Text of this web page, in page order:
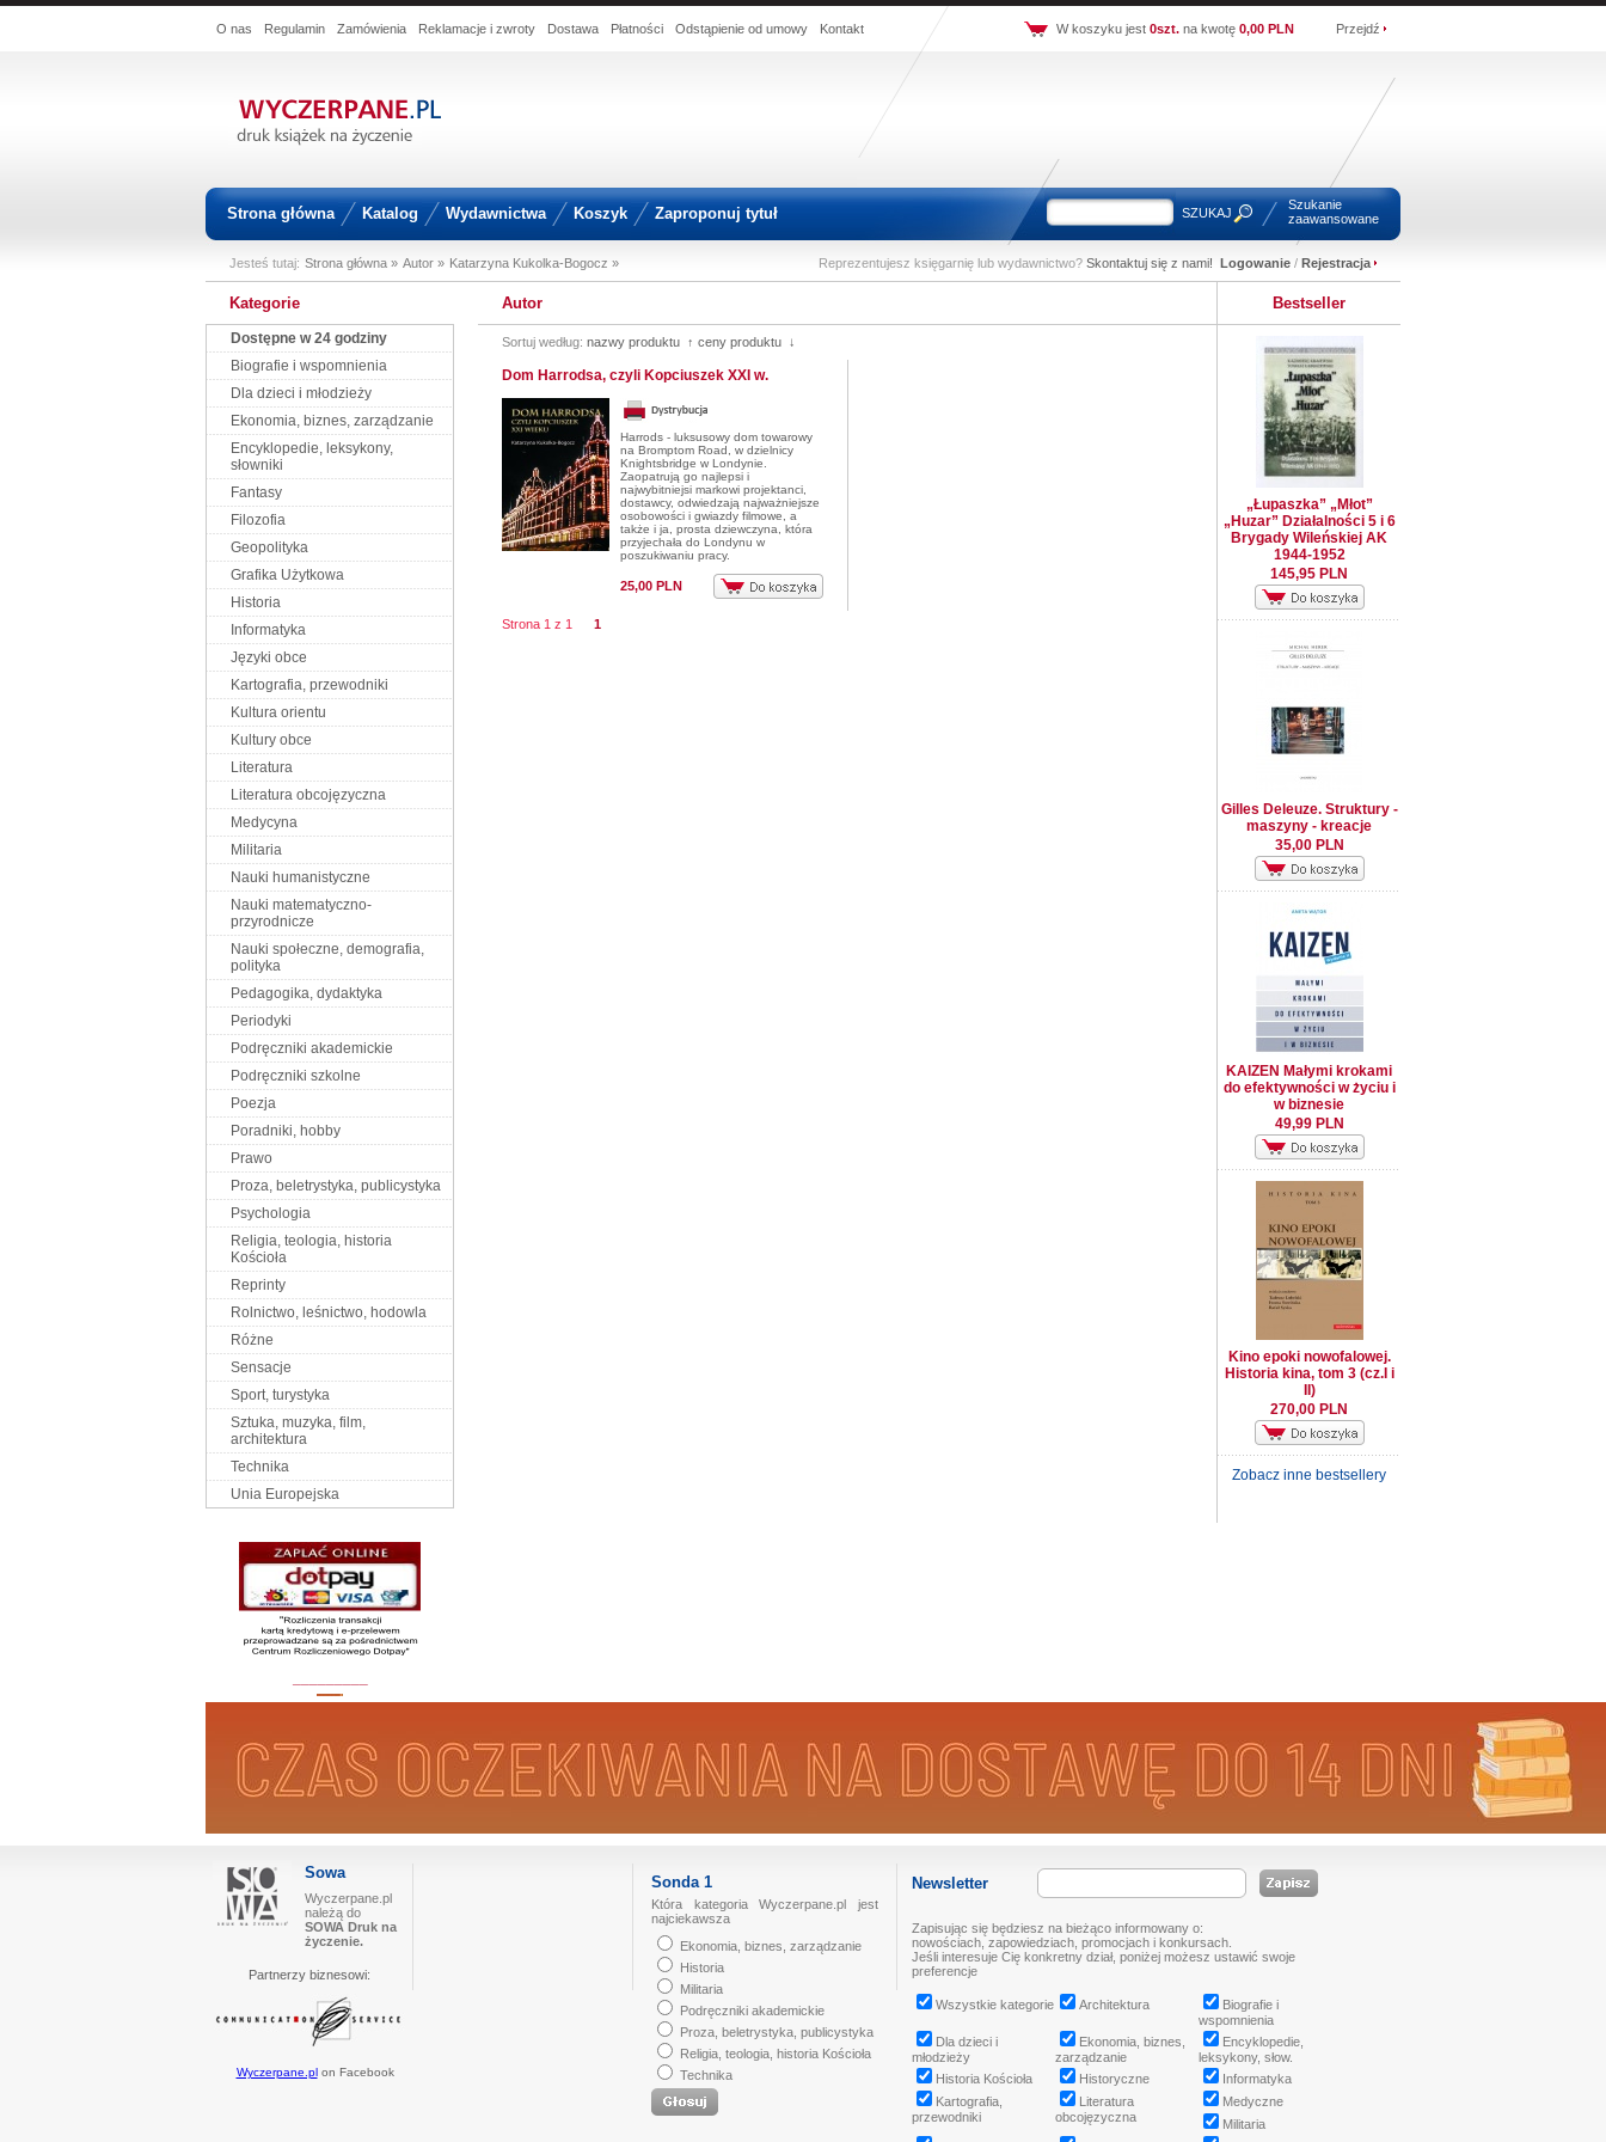
O nas Regulamin Zamówienia Reklamacje i zwroty Dostawa Płatności Odstąpienie od umowy Kontakt Przejdź
W koszyku jest 0szt. na kwotę 0,00 PLN
Strona główna Katalog Wydawnictwa Koszyk Zaproponuj tytuł
Szukanie
zaawansowane
SZUKAJ
Jesteś tutaj: Strona główna » Autor » Katarzyna Kukolka-Bogocz » Reprezentujesz księgarnię lub wydawnictwo? Skontaktuj się z nami! Logowanie / Rejestracja
Kategorie
Dostępne w 24 godziny
Biografie i wspomnienia
Dla dzieci i młodzieży
Ekonomia, biznes, zarządzanie
Encyklopedie, leksykony,
słowniki
Fantasy
Filozofia
Geopolityka
Grafika Użytkowa
Historia
Informatyka
Języki obce
Kartografia, przewodniki
Kultura orientu
Kultury obce
Literatura
Literatura obcojęzyczna
Medycyna
Militaria
Nauki humanistyczne
Nauki matematyczno-
przyrodnicze
Nauki społeczne, demografia,
polityka
Pedagogika, dydaktyka
Periodyki
Podręczniki akademickie
Podręczniki szkolne
Poezja
Poradniki, hobby
Prawo
Proza, beletrystyka, publicystyka
Psychologia
Religia, teologia, historia
Kościoła
Reprinty
Rolnictwo, leśnictwo, hodowla
Różne
Sensacje
Sport, turystyka
Sztuka, muzyka, film,
architektura
Technika
Unia Europejska
Autor
Sortuj według: nazwy produktu ↑ ceny produktu ↓
Dom Harrodsa, czyli Kopciuszek XXI w.
Harrods - luksusowy dom towarowy
na Bromptom Road, w dzielnicy
Knightsbridge w Londynie.
Zaopatrują go najlepsi i
najwybitniejsi markowi projektanci,
dostawcy, odwiedzają najważniejsze
osobowości i gwiazdy filmowe, a
także i ja, prosta dziewczyna, która
przyjechała do Londynu w
poszukiwaniu pracy.
25,00 PLN
Strona 1 z 1 1
Bestseller
„Łupaszka” „Młot”
„Huzar” Działalności 5 i 6
Brygady Wileńskiej AK
1944-1952
145,95 PLN
Gilles Deleuze. Struktury -
maszyny - kreacje
35,00 PLN
KAIZEN Małymi krokami
do efektywności w życiu i
w biznesie
49,99 PLN
Kino epoki nowofalowej.
Historia kina, tom 3 (cz.I i
II)
270,00 PLN
Zobacz inne bestsellery
Sowa
Wyczerpane.pl
należą do
SOWA Druk na
życzenie.
Partnerzy biznesowi:
Wyczerpane.plon Facebook
Sonda 1
Która kategoria Wyczerpane.pl jest
najciekawsza
Ekonomia, biznes, zarządzanie
Historia
Militaria
Podręczniki akademickie
Proza, beletrystyka, publicystyka
Religia, teologia, historia Kościoła
Technika
Newsletter
Zapisując się będziesz na bieżąco informowany o:
nowościach, zapowiedziach, promocjach i konkursach.
Jeśli interesuje Cię konkretny dział, poniżej możesz ustawić swoje
preferencje
Wszystkie kategorie Architektura
Biografie i
wspomnienia
Dla dzieci i
młodzieży
Ekonomia, biznes,
zarządzanie
Encyklopedie,
leksykony, słow.
Historia Kościoła
Historyczne
Informatyka
Kartografia,
przewodniki
Literatura
obcojęzyczna
Medyczne
Militaria